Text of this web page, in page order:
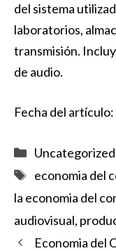
del sistema
laboratorios,
transmisión.
de audio.
Fecha del
Categorías
Uncategorized
Etiquetas
economia del
la economia del
audiovisual,
Economia del